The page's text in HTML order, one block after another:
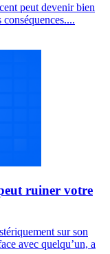
peut devenir bien
ruiner votre
sur son
avec quelqu’un, a